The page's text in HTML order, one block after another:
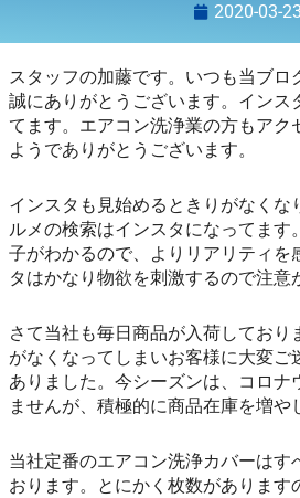
2020-03-23
スタッフの加藤です。いつも当ブロ
誠にありがとうございます。インス
てます。エアコン洗浄業の方もアク
ようでありがとうございます。
インスタも見始めるときりがなくな
ルメの検索はインスタになってます
子がわかるので、よりリアリティを
タはかなり物欲を刺激するので注意
さて当社も毎日商品が入荷しており
がなくなってしまいお客様に大変ご
ありました。今シーズンは、コロナ
ませんが、積極的に商品在庫を増や
当社定番のエアコン洗浄カバーはす
おります。とにかく枚数があります